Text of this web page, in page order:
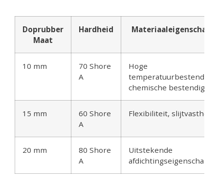
Doprubber
Maat
Hardheid
10 mm
70 Shore
A
Hoge
chemische
15 mm
60 Shore
A
Flexibiliteit, slijtvastheid
20 mm
80 Shore
A
Uitstekende